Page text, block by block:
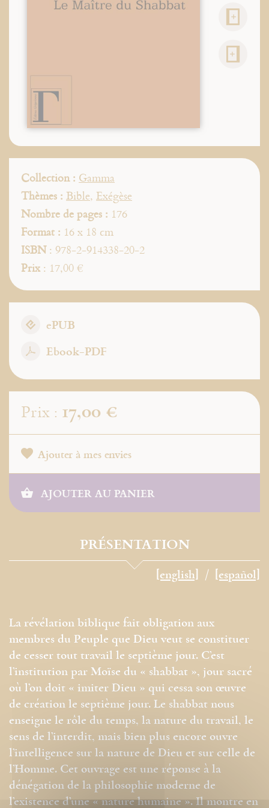
Collection : Gamma
Thèmes : Bible, Exégèse
Nombre de pages : 176
Format : 16 x 18 cm
ISBN: 978-2-914338-20-2
Prix: 17,00 €
ePUB
Ebook-PDF
Prix : 17,00 €
Ajouter à mes envies
AJOUTER AU PANIER
PRÉSENTATION
[english] [español]
La révélation biblique fait obligation aux
membres du Peuple que Dieu veut se constituer
de cesser tout travail le septième jour. C’est
l’institution par Moïse du « shabbat », jour sacré
où l’on doit « imiter Dieu » qui cessa son œuvre
de création le septième jour. Le shabbat nous
enseigne le rôle du temps, la nature du travail, le
sens de l’interdit, mais bien plus encore ouvre
l’intelligence sur la nature de Dieu et sur celle de
l’Homme. Cet ouvrage est une réponse à la
dénégation de la philosophie moderne de
l’existence d’une « nature humaine ». Il montre en